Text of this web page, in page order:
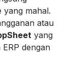
yang mahal.
atau
yang
dengan